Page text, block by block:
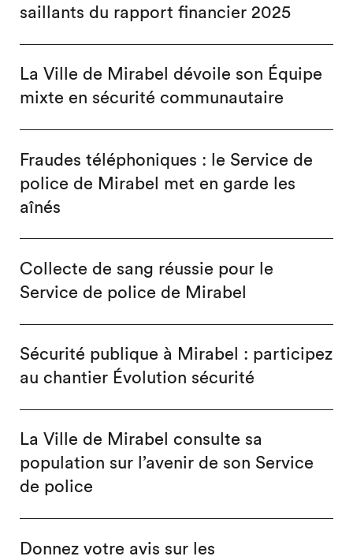
saillants du rapport financier 2025
La Ville de Mirabel dévoile son Équipe
mixte en sécurité communautaire
Fraudes téléphoniques : le Service de
police de Mirabel met en garde les
aînés
Collecte de sang réussie pour le
Service de police de Mirabel
Sécurité publique à Mirabel : participez
au chantier Évolution sécurité
La Ville de Mirabel consulte sa
population sur l’avenir de son Service
de police
Donnez votre avis sur les